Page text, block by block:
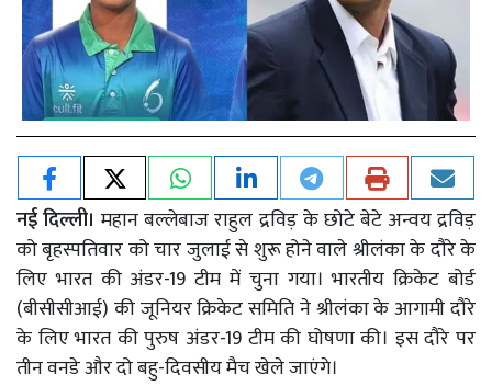
नई दिल्ली।महान बल्लेबाज राहुल द्रविड़ के छोटे बेटे अन्वय द्रविड़
को बृहस्पतिवार को चार जुलाई से शुरू होने वाले श्रीलंका के दौरे के
लिए भारत की अंडर-19 टीम में चुना गया। भारतीय क्रिकेट बोर्ड
(बीसीसीआई) की जूनियर क्रिकेट समिति ने श्रीलंका के आगामी दौरे
के लिए भारत की पुरुष अंडर-19 टीम की घोषणा की। इस दौरे पर
तीन वनडे और दो बहु-दिवसीय मैच खेले जाएंगे।